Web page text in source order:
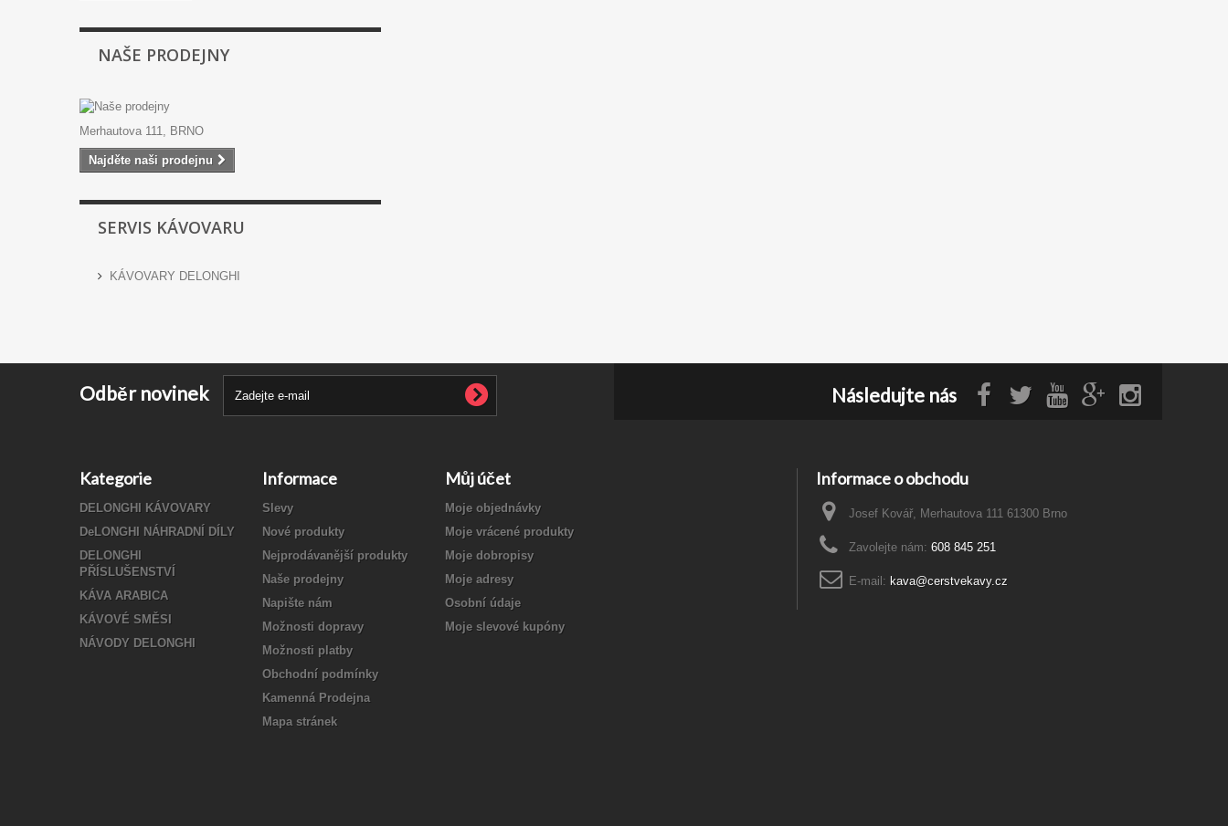
NAŠE PRODEJNY
Merhautova 111, BRNO
Najděte naši prodejnu
SERVIS KÁVOVARU
KÁVOVARY DELONGHI
Odběr novinek Následujte nás
Kategorie
DELONGHI KÁVOVARY
DeLONGHI NÁHRADNÍ DÍLY
DELONGHI
PŘÍSLUŠENSTVÍ
KÁVA ARABICA
KÁVOVÉ SMĚSI
NÁVODY DELONGHI
Informace
Slevy
Nové produkty
Nejprodávanější produkty
Naše prodejny
Napište nám
Možnosti dopravy
Možnosti platby
Obchodní podmínky
Kamenná Prodejna
Mapa stránek
Můj účet
Moje objednávky
Moje vrácené produkty
Moje dobropisy
Moje adresy
Osobní údaje
Moje slevové kupóny
Informace o obchodu
Josef Kovář, Merhautova 111 61300 Brno
Zavolejte nám: 608 845 251
E-mail: kava@cerstvekavy.cz